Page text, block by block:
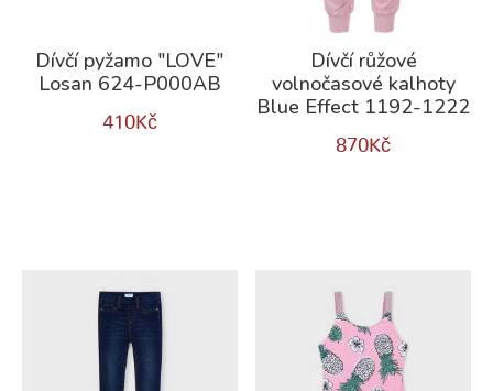
Dívčí pyžamo "LOVE"
Losan 624-P000AB
410Kč
Dívčí růžové
volnočasové kalhoty
Blue Effect 1192-1222
870Kč